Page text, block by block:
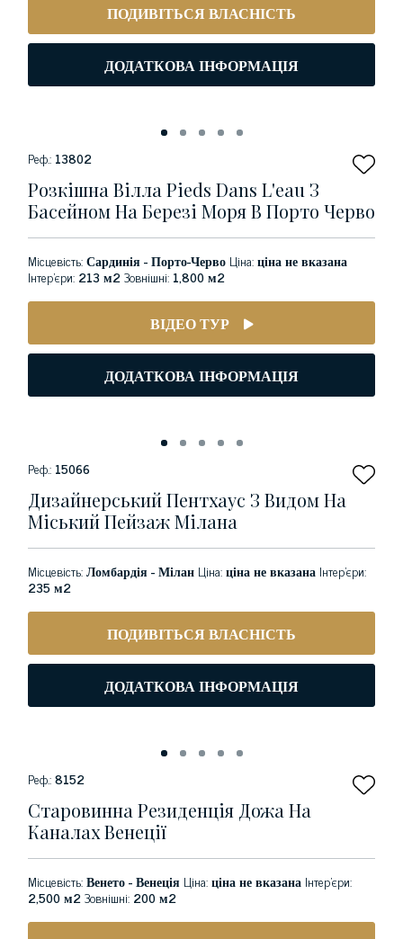
ПОДИВІТЬСЯ ВЛАСНІСТЬ
ДОДАТКОВА ІНФОРМАЦІЯ
Реф.: 13802
Розкішна Вілла Pieds Dans L'eau З
Басейном На Березі Моря В Порто Черво
Місцевість:Сардинія - Порто-Черво Ціна:ціна не вказана
Інтер'єри: 213 м2Зовнішні: 1,800 м2
ВІДЕО ТУР
ДОДАТКОВА ІНФОРМАЦІЯ
Реф.: 15066
Дизайнерський Пентхаус З Видом На
Міський Пейзаж Мілана
Місцевість:Ломбардія - Мілан Ціна:ціна не вказана Інтер'єри:
235 м2
ПОДИВІТЬСЯ ВЛАСНІСТЬ
ДОДАТКОВА ІНФОРМАЦІЯ
Реф.:8152
Старовинна Резиденція Дожа На
Каналах Венеції
Місцевість:Венето - Венеція Ціна:ціна не вказана Інтер'єри:
2,500 м2Зовнішні: 200 м2